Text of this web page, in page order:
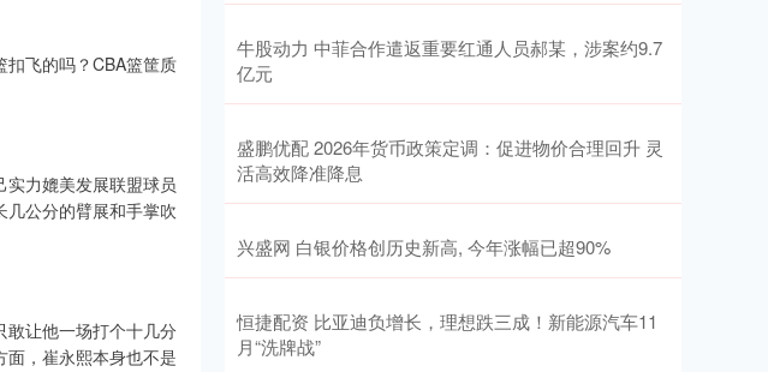
飞的吗？CBA篮筐质
力媲美发展联盟球员
公分的臂展和手掌吹
敢让他一场打个十几分
，崔永熙本身也不是
牛股动力 中菲合作遣返重要红通人员郝某，涉案约9.7
亿元
盛鹏优配 2026年货币政策定调：促进物价合理回升 灵
活高效降准降息
兴盛网 白银价格创历史新高, 今年涨幅已超90%
恒捷配资 比亚迪负增长，理想跌三成！新能源汽车11
月“洗牌战”